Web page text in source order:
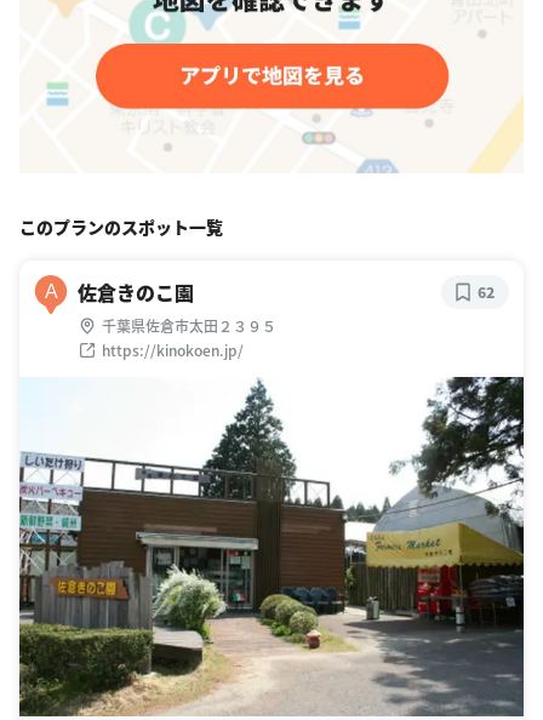
このプランのスポット一覧
A 佐倉きのこ園
千葉県佐倉市太田２３９５
https://kinokoen.jp/
62